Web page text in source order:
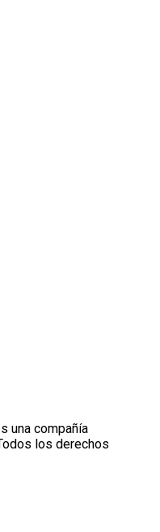
una compañía
los derechos